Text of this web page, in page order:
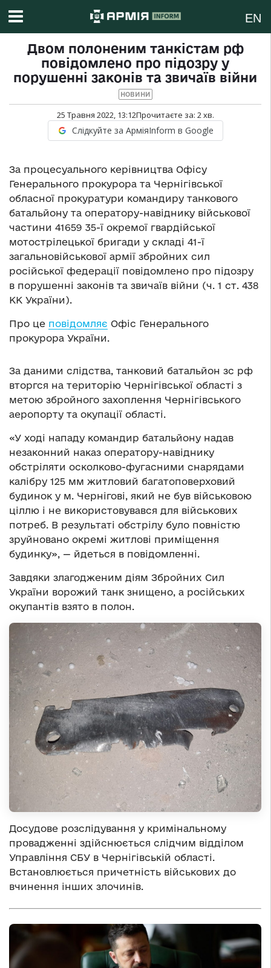
EN
Двом полоненим танкістам рф
повідомлено про підозру у
порушенні законів та звичаїв війни
НОВИНИ
25 Травня 2022, 13:12Прочитаєте за: 2хв.
Слідкуйте за АрміяInform в Google
За процесуального керівництва Офісу
Генерального прокурора та Чернігівської
обласної прокуратури командиру танкового
батальйону та оператору-навіднику військової
частини 41659 35-ї окремої гвардійської
мотострілецької бригади у складі 41-ї
загальновійськової армії збройних сил
російської федерації повідомлено про підозру
в порушенні законів та звичаїв війни (ч. 1 ст. 438
КК України).
Про це повідомляє Офіс Генерального
прокурора України.
За даними слідства, танковий батальйон зс рф
вторгся на територію Чернігівської області з
метою збройного захоплення Чернігівського
аеропорту та окупації області.
«У ході нападу командир батальйону надав
незаконний наказ оператору-навіднику
обстріляти осколково-фугасними снарядами
калібру 125 мм житловий багатоповерховий
будинок у м. Чернігові, який не був військовою
ціллю і не використовувався для військових
потреб. В результаті обстрілу було повністю
зруйновано окремі житлові приміщення
будинку», — йдеться в повідомленні.
Завдяки злагодженим діям Збройних Сил
України ворожий танк знищено, а російських
окупантів взято в полон.
Досудове розслідування у кримінальному
провадженні здійснюється слідчим відділом
Управління СБУ в Чернігівській області.
Встановлюється причетність військових до
вчинення інших злочинів.